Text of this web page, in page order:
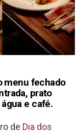
menu fechado
prato
e café.
de Dia dos